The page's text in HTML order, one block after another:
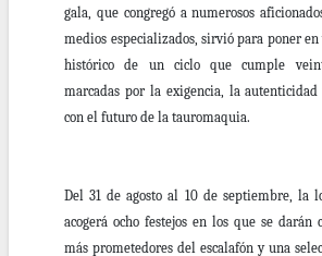
gala, que congregó a numerosos
medios especializados, sirvió para poner
histórico de un ciclo que cumple
marcadas por la exigencia, la
con el futuro de la tauromaquia.
Del 31 de agosto al 10 de septiembre, la
acogerá ocho festejos en los que se darán
más prometedores del escalafón y una